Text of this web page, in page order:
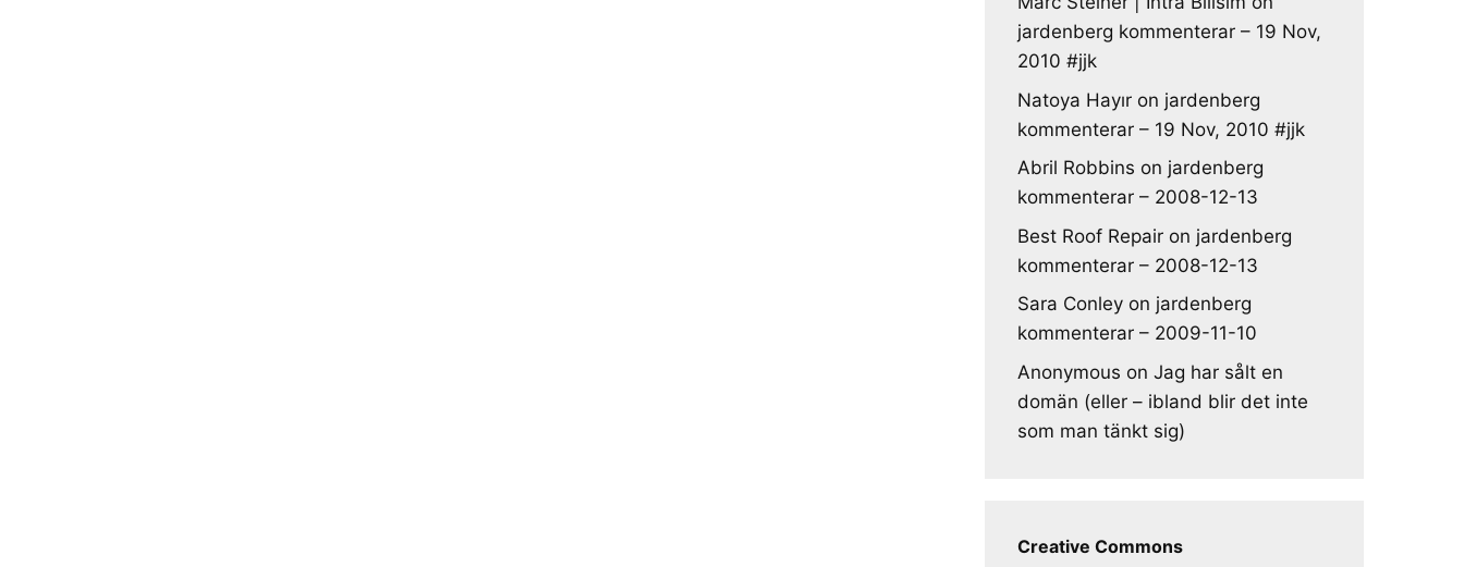
jardenberg kommenterar – 19 Nov,
2010 #jjk
Natoya Hayır on jardenberg
kommenterar – 19 Nov, 2010 #jjk
Abril Robbins on jardenberg
kommenterar – 2008-12-13
Best Roof Repair on jardenberg
kommenterar – 2008-12-13
Sara Conley on jardenberg
kommenterar – 2009-11-10
Anonymous on Jag har sålt en
domän (eller – ibland blir det inte
som man tänkt sig)
Creative Commons